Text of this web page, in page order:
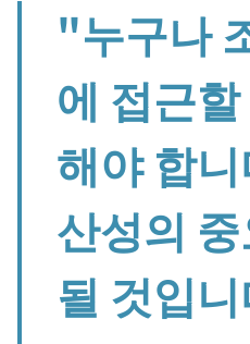
"누구나
에 접근
해야 합
산성의
될 것입